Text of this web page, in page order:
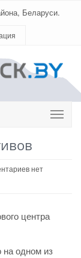
Беларуси.
нет
центра
на одном из